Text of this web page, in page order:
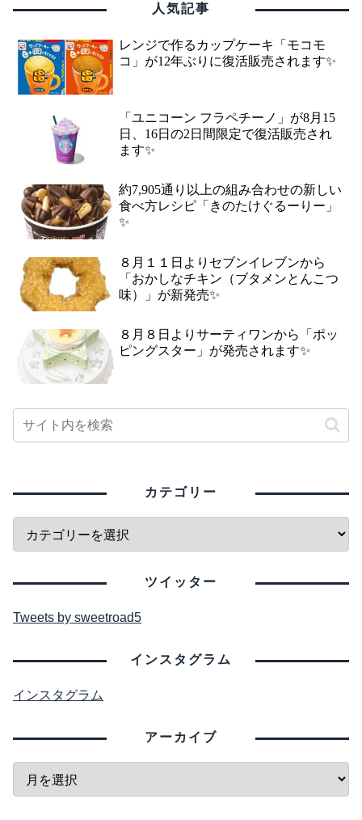
人気記事
レンジで作るカップケーキ「モコモ
コ」が12年ぶりに復活販売されます✨
「ユニコーン フラペチーノ」が8月15
日、16日の2日間限定で復活販売され
ます✨
約7,905通り以上の組み合わせの新しい
食べ方レシピ「きのたけぐるーりー」
✨
８月１１日よりセブンイレブンから
「おかしなチキン（ブタメンとんこつ
味）」が新発売✨
８月８日よりサーティワンから「ポッ
ピングスター」が発売されます✨
カテゴリー
ツイッター
Tweets by sweetroad5
インスタグラム
インスタグラム
アーカイブ